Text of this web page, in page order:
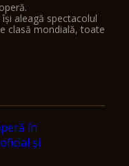
aleagă spectacolul
clasă mondială, toate